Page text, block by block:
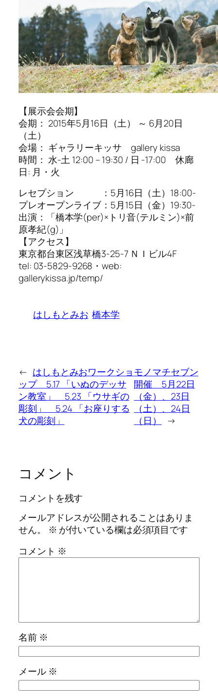
【展示会会期】
会期： 2015年5月16日（土） ～ 6月20日
（土）
会場： ギャラリーキッサ gallery kissa
時間： 水-土 12:00 – 19:30 / 日 -17:00 休廊
日: 月・火
レセプション ：5月16日（土）18:00-
プレオープンライブ：5月15日（金）19:30-
出演：「橋本学(per)×トリ音(テルミン)×前
原孝紀(g)」
【アクセス】
東京都台東区浅草橋3-25-7 ＮＩビル4F
tel: 03-5829-9268・web:
gallerykissa.jp/temp/
はしもとみお 橋本学
← はしもとみおワークショ
ップ 5.17 「いぬのデッサ
ン教室」 5.23 「ウサギの
彫刻」 5.24 「お座りする
犬の彫刻」
モノマチセブン
開催 5月22日
（金）、23日
（土）、24日
（日）
→
コメント
コメントを残す
メールアドレスが公開されることはありま
せん。
※ が付いている欄は必須項目です
コメント ※
名前 ※
メール ※